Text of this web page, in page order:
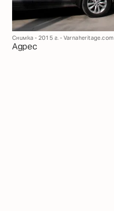
Снимка - 2015 г. - Varnaheritage.com
Адрес